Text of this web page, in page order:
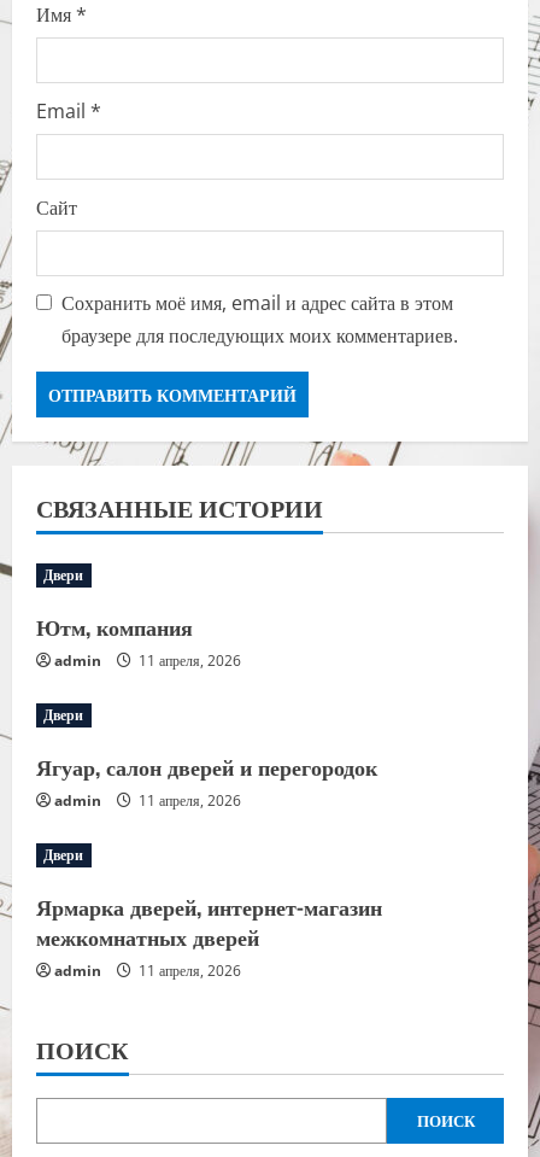
Имя*
Email *
Сайт
Сохранить моё имя, email и адрес сайта в этом
браузере для последующих моих комментариев.
СВЯЗАННЫЕ ИСТОРИИ
Двери
Ютм, компания
admin 11 апреля, 2026
Двери
Ягуар, салон дверей и перегородок
admin 11 апреля, 2026
Двери
Ярмарка дверей, интернет-магазин
межкомнатных дверей
admin 11 апреля, 2026
ПОИСК
ПОИСК